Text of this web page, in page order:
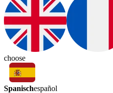
choose
Spanischespañol